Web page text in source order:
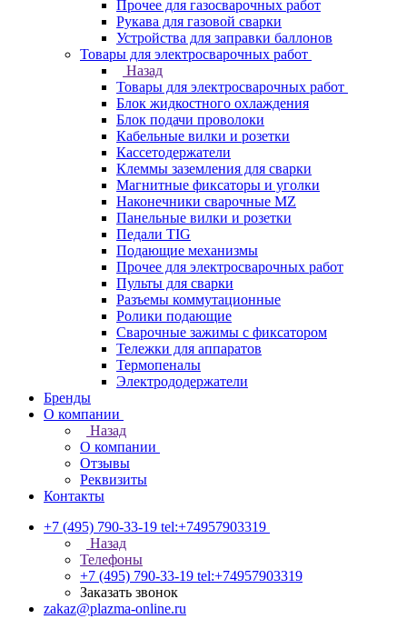
Прочее для газосварочных работ
Рукава для газовой сварки
Устройства для заправки баллонов
Товары для электросварочных работ
Назад
Товары для электросварочных работ
Блок жидкостного охлаждения
Блок подачи проволоки
Кабельные вилки и розетки
Кассетодержатели
Клеммы заземления для сварки
Магнитные фиксаторы и уголки
Наконечники сварочные MZ
Панельные вилки и розетки
Педали TIG
Подающие механизмы
Прочее для электросварочных работ
Пульты для сварки
Разъемы коммутационные
Ролики подающие
Сварочные зажимы с фиксатором
Тележки для аппаратов
Термопеналы
Электрододержатели
Бренды
О компании
Назад
О компании
Отзывы
Реквизиты
Контакты
+7 (495) 790-33-19 tel:+74957903319
Назад
Телефоны
+7 (495) 790-33-19 tel:+74957903319
Заказать звонок
zakaz@plazma-online.ru